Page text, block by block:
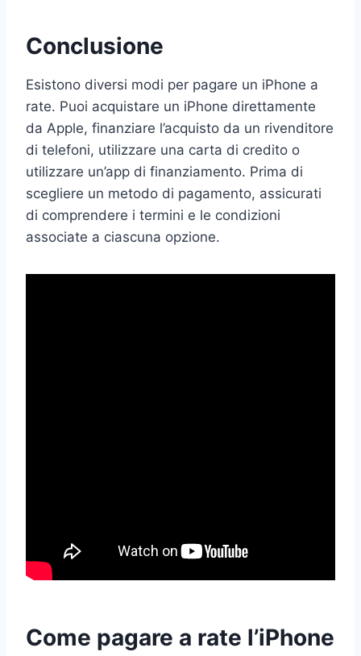
Conclusione
Esistono diversi modi per pagare un iPhone a
rate. Puoi acquistare un iPhone direttamente
da Apple, finanziare l’acquisto da un rivenditore
di telefoni, utilizzare una carta di credito o
utilizzare un’app di finanziamento. Prima di
scegliere un metodo di pagamento, assicurati
di comprendere i termini e le condizioni
associate a ciascuna opzione.
Come pagare a rate l’iPhone